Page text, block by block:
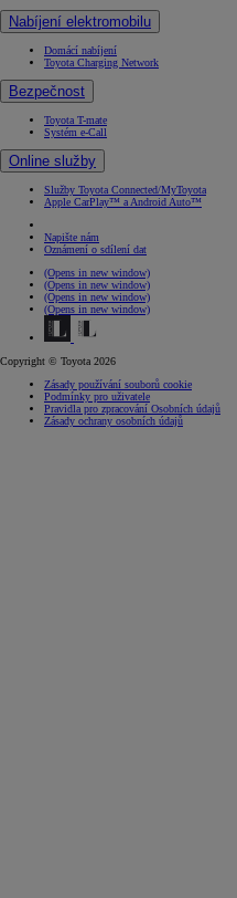
Nabíjení elektromobilu
Domácí nabíjení
Toyota Charging Network
Bezpečnost
Toyota T-mate
Systém e-Call
Online služby
Služby Toyota Connected/MyToyota
Apple CarPlay™ a Android Auto™
Napište nám
Oznámení o sdílení dat
(Opens in new window)
(Opens in new window)
(Opens in new window)
(Opens in new window)
Copyright © Toyota 2026
Zásady používání souborů cookie
Podmínky pro uživatele
Pravidla pro zpracování Osobních údajů
Zásady ochrany osobních údajů